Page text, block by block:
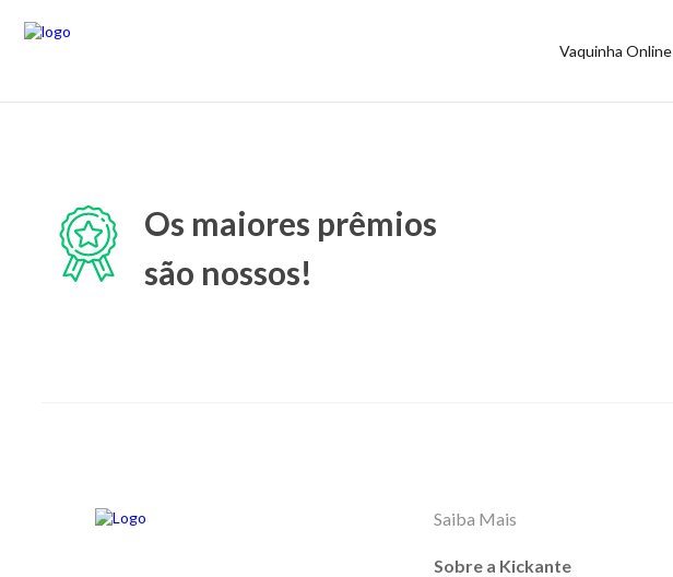
Vaquinha Online
Os maiores prêmios
são nossos!
Saiba Mais
Sobre a Kickante